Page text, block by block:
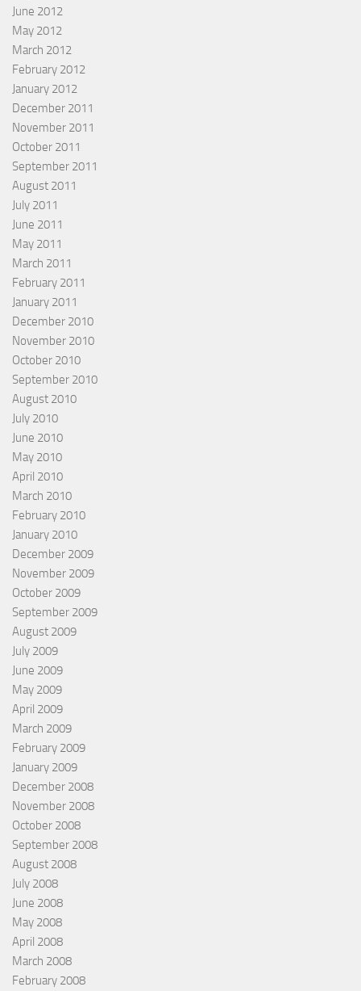
June 2012
May 2012
March 2012
February 2012
January 2012
December 2011
November 2011
October 2011
September 2011
August 2011
July 2011
June 2011
May 2011
March 2011
February 2011
January 2011
December 2010
November 2010
October 2010
September 2010
August 2010
July 2010
June 2010
May 2010
April 2010
March 2010
February 2010
January 2010
December 2009
November 2009
October 2009
September 2009
August 2009
July 2009
June 2009
May 2009
April 2009
March 2009
February 2009
January 2009
December 2008
November 2008
October 2008
September 2008
August 2008
July 2008
June 2008
May 2008
April 2008
March 2008
February 2008